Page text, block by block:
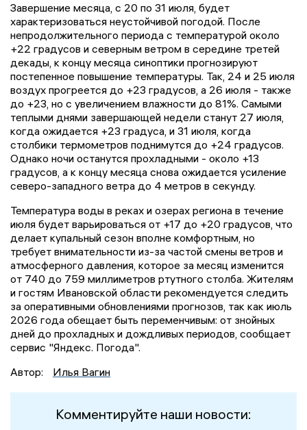
Завершение месяца, с 20 по 31 июля, будет
характеризоваться неустойчивой погодой. После
непродолжительного периода с температурой около
+22 градусов и северным ветром в середине третей
декады, к концу месяца синоптики прогнозируют
постепенное повышение температуры. Так, 24 и 25 июля
воздух прогреется до +23 градусов, а 26 июля - также
до +23, но с увеличением влажности до 81%. Самыми
теплыми днями завершающей недели станут 27 июля,
когда ожидается +23 градуса, и 31 июля, когда
столбики термометров поднимутся до +24 градусов.
Однако ночи останутся прохладными - около +13
градусов, а к концу месяца снова ожидается усиление
северо-западного ветра до 4 метров в секунду.
Температура воды в реках и озерах региона в течение
июля будет варьироваться от +17 до +20 градусов, что
делает купальный сезон вполне комфортным, но
требует внимательности из-за частой смены ветров и
атмосферного давления, которое за месяц изменится
от 740 до 759 миллиметров ртутного столба. Жителям
и гостям Ивановской области рекомендуется следить
за оперативными обновлениями прогнозов, так как июль
2026 года обещает быть переменчивым: от знойных
дней до прохладных и дождливых периодов, сообщает
сервис "Яндекс. Погода".
Автор:
Илья Вагин
Комментируйте наши новости: